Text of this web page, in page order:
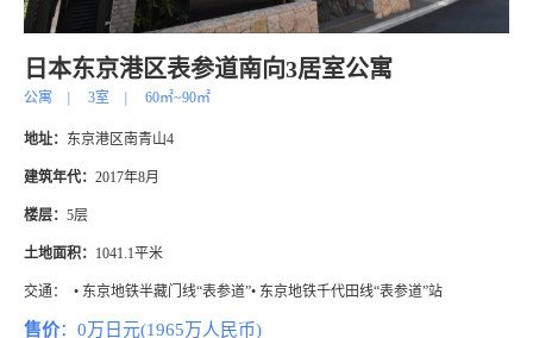
日本东京港区表参道南向3居室公寓
公寓 3室 60㎡~90㎡
地址： 东京港区南青山4
建筑年代： 2017年8月
楼层： 5层
土地面积： 1041.1平米
交通： • 东京地铁半藏门线“表参道”• 东京地铁千代田线“表参道”站
售价：0万日元(1965万人民币)